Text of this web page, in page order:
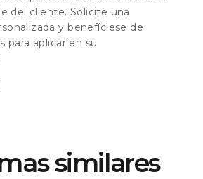
del cliente. Solicite una
y benefíciese de
para aplicar en su
similares